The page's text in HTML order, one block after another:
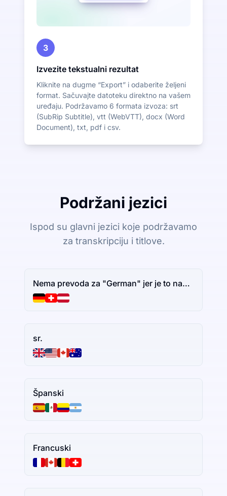
3
Izvezite tekstualni rezultat
Kliknite na dugme “Export” i odaberite željeni
format. Sačuvajte datoteku direktno na vašem
uređaju. Podržavamo 6 formata izvoza: srt
(SubRip Subtitle), vtt (WebVTT), docx (Word
Document), txt, pdf i csv.
Podržani jezici
Ispod su glavni jezici koje podržavamo
za transkripciju i titlove.
Nema prevoda za "German" jer je to naziv jezika. Ako imate dodatni tekst za prevođenje, slobodno ga podelite.
sr.
Španski
Francuski